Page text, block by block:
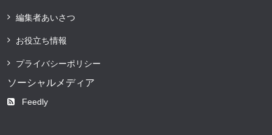
編集者あいさつ
お役立ち情報
プライバシーポリシー
ソーシャルメディア
Feedly